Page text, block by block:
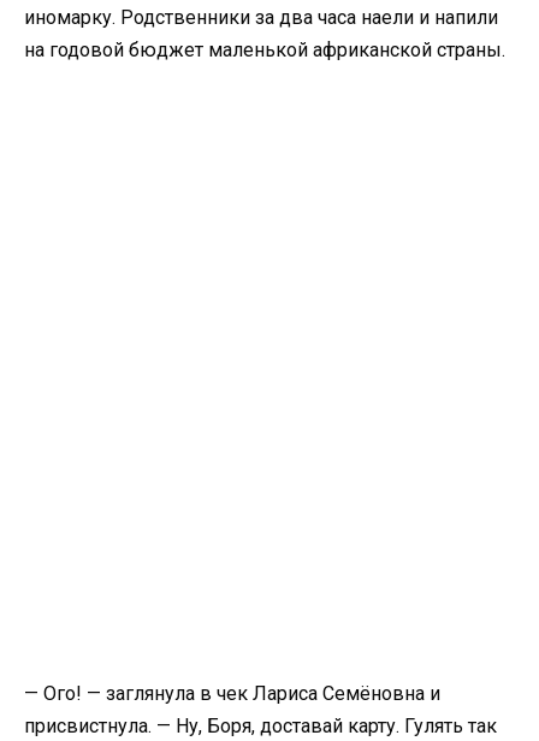
иномарку. Родственники за два часа наели и напили
на годовой бюджет маленькой африканской страны.
— Ого! — заглянула в чек Лариса Семёновна и
присвистнула. — Ну, Боря, доставай карту. Гулять так